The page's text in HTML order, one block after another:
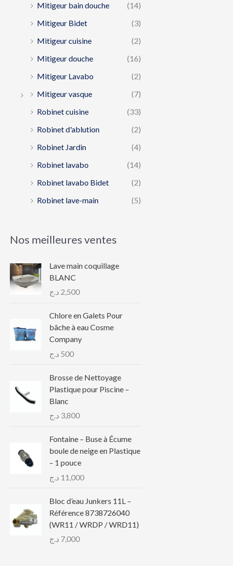
Mitigeur bain douche
(14)
Mitigeur Bidet
(3)
Mitigeur cuisine
(2)
Mitigeur douche
(16)
Mitigeur Lavabo
(2)
Mitigeur vasque
(7)
Robinet cuisine
(33)
Robinet d'ablution
(2)
Robinet Jardin
(4)
Robinet lavabo
(14)
Robinet lavabo Bidet
(2)
Robinet lave-main
(5)
Nos meilleures ventes
Lave main coquillage
BLANC
2,500 د.ج
Chlore en Galets Pour
bâche à eau Cosme
Company
500 د.ج
Brosse de Nettoyage
Plastique pour Piscine –
Blanc
3,800 د.ج
Fontaine – Buse à Écume
boule de neige en Plastique
– 1 pouce
11,000 د.ج
Bloc d’eau Junkers 11L –
Référence 8738726040
(WR11 / WRDP / WRD11)
7,000 د.ج